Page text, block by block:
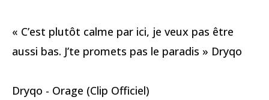
« C’est plutôt calme par ici, je veux pas être
aussi bas. J’te promets pas le paradis » Dryqo
Dryqo - Orage (Clip Officiel)